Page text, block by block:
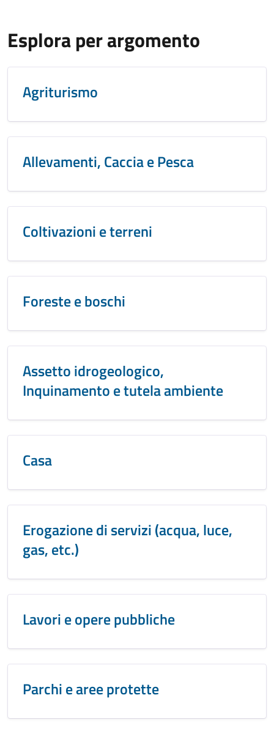
Esplora per argomento
Agriturismo
Allevamenti, Caccia e Pesca
Coltivazioni e terreni
Foreste e boschi
Assetto idrogeologico,
Inquinamento e tutela ambiente
Casa
Erogazione di servizi (acqua, luce,
gas, etc.)
Lavori e opere pubbliche
Parchi e aree protette